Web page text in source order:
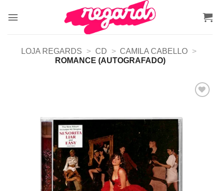
LOJA REGARDS > CD > CAMILA CABELLO >
ROMANCE (AUTOGRAFADO)
desejos